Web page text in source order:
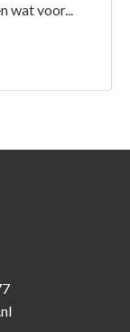
wat voor...